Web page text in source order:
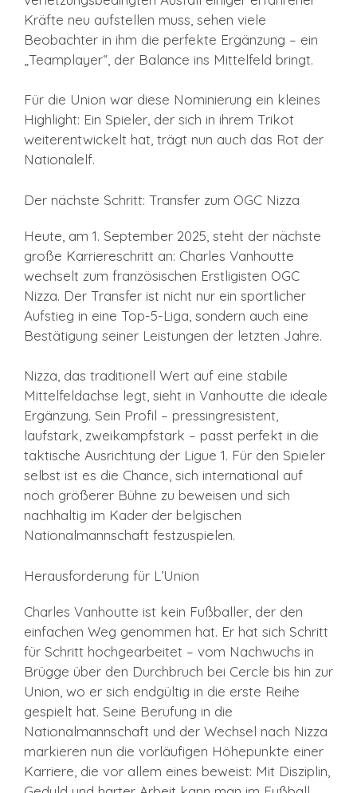
Kräfte neu aufstellen muss, sehen viele
Beobachter in ihm die perfekte Ergänzung – ein
„Teamplayer“, der Balance ins Mittelfeld bringt.
Für die Union war diese Nominierung ein kleines
Highlight: Ein Spieler, der sich in ihrem Trikot
weiterentwickelt hat, trägt nun auch das Rot der
Nationalelf.
Der nächste Schritt: Transfer zum OGC Nizza
Heute, am 1. September 2025, steht der nächste
große Karriereschritt an: Charles Vanhoutte
wechselt zum französischen Erstligisten OGC
Nizza. Der Transfer ist nicht nur ein sportlicher
Aufstieg in eine Top-5-Liga, sondern auch eine
Bestätigung seiner Leistungen der letzten Jahre.
Nizza, das traditionell Wert auf eine stabile
Mittelfeldachse legt, sieht in Vanhoutte die ideale
Ergänzung. Sein Profil – pressingresistent,
laufstark, zweikampfstark – passt perfekt in die
taktische Ausrichtung der Ligue 1. Für den Spieler
selbst ist es die Chance, sich international auf
noch größerer Bühne zu beweisen und sich
nachhaltig im Kader der belgischen
Nationalmannschaft festzuspielen.
Herausforderung für L’Union
Charles Vanhoutte ist kein Fußballer, der den
einfachen Weg genommen hat. Er hat sich Schritt
für Schritt hochgearbeitet – vom Nachwuchs in
Brügge über den Durchbruch bei Cercle bis hin zur
Union, wo er sich endgültig in die erste Reihe
gespielt hat. Seine Berufung in die
Nationalmannschaft und der Wechsel nach Nizza
markieren nun die vorläufigen Höhepunkte einer
Karriere, die vor allem eines beweist: Mit Disziplin,